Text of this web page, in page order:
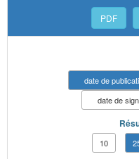
PDF
date de
date de
10